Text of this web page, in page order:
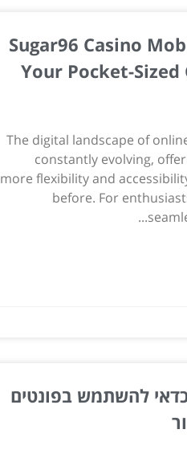
Sugar96 Casino
Your Pocket-Sized
The digital landscape of
constantly evolving,
more flexibility and
before. For
להשתמש בפונטים